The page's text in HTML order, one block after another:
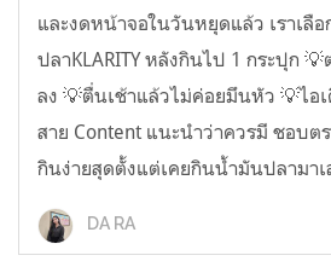
และงดหน้าจอในวันหยุดแล้ว เราเลื
ปลาKLARITY หลังกินไป 1 กระปุก
ลง 💡ตื่นเช้าแล้วไม่ค่อยมึนหัว 💡ไอ
สาย Content แนะนำว่าควรมี ชอบต
กินง่ายสุดตั้งแต่เคยกินน้ำมันปลามาเ
DA RA